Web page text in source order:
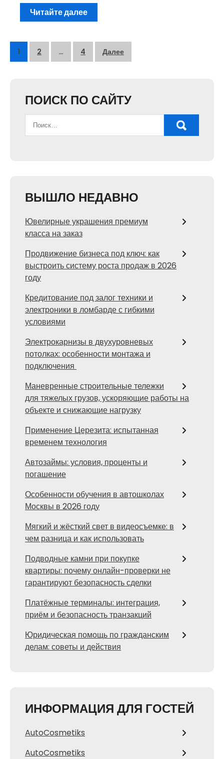
Читайте далее
Пагинация
1 2 … 4 Далее
ПОИСК ПО САЙТУ
ВЫШЛО НЕДАВНО
Ювелирные украшения премиум
класса на заказ
Продвижение бизнеса под ключ: как
выстроить систему роста продаж в 2026
году
Кредитование под залог техники и
электроники в ломбарде с гибкими
условиями
Электрокарнизы в двухуровневых
потолках: особенности монтажа и
подключения
Маневренные строительные тележки
для тяжелых грузов, ускоряющие работы на
объекте и снижающие нагрузку
Применение Церезита: испытанная
временем технология
Автозаймы: условия, проценты и
погашение
Особенности обучения в автошколах
Москвы в 2026 году
Мягкий и жёсткий свет в видеосъемке: в
чем разница и как использовать
Подводные камни при покупке
квартиры: почему онлайн-проверки не
гарантируют безопасность сделки
Платёжные терминалы: интеграция,
приём и безопасность транзакций
Юридическая помощь по гражданским
делам: советы и действия
ИНФОРМАЦИЯ ДЛЯ ГОСТЕЙ
AutoCosmetiks
AutoCosmetiks